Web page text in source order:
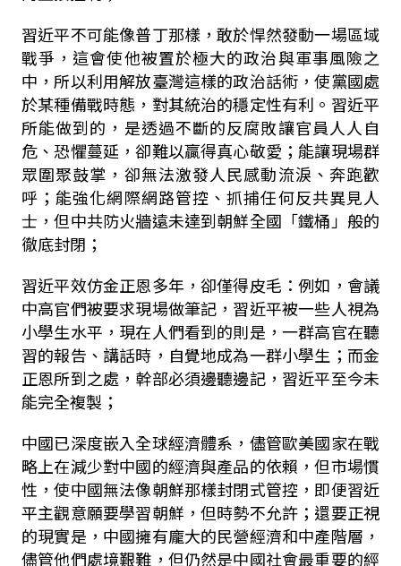
習近平不可能像普丁那樣，敢於悍然發動一場區域
戰爭，這會使他被置於極大的政治與軍事風險之
中，所以利用解放臺灣這樣的政治話術，使黨國處
於某種備戰時態，對其統治的穩定性有利。習近平
所能做到的，是透過不斷的反腐敗讓官員人人自
危、恐懼蔓延，卻難以贏得真心敬愛；能讓現場群
眾圍聚鼓掌，卻無法激發人民感動流淚、奔跑歡
呼；能強化網際網路管控、抓捕任何反共異見人
士，但中共防火牆遠未達到朝鮮全國「鐵桶」般的
徹底封閉；
習近平效仿金正恩多年，卻僅得皮毛：例如，會議
中高官們被要求現場做筆記，習近平被一些人視為
小學生水平，現在人們看到的則是，一群高官在聽
習的報告、講話時，自覺地成為一群小學生；而金
正恩所到之處，幹部必須邊聽邊記，習近平至今未
能完全複製；
中國已深度嵌入全球經濟體系，儘管歐美國家在戰
略上在減少對中國的經濟與產品的依賴，但市場慣
性，使中國無法像朝鮮那樣封閉式管控，即便習近
平主觀意願要學習朝鮮，但時勢不允許；還要正視
的現實是，中國擁有龐大的民營經濟和中產階層，
儘管他們處境艱難，但仍然是中國社會最重要的經